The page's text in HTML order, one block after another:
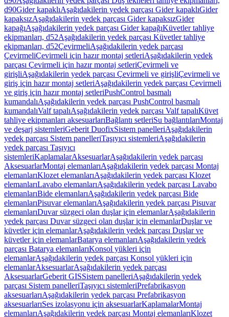
d90Gider kapaklıAşağıdakilerin yedek parçası Gider kapaklıGider
kapaksızAşağıdakilerin yedek parçası Gider kapaksızGider
kapağıAşağıdakilerin yedek parçası Gider kapağıKüvetler tahliye
ekipmanları, d52Aşağıdakilerin yedek parçası Küvetler tahliye
ekipmanları, d52ÇevirmeliAşağıdakilerin yedek parçası
ÇevirmeliÇevirmeli için hazır montaj setleriAşağıdakilerin yedek
parçası Çevirmeli için hazır montaj setleriÇevirmeli ve
girişliAşağıdakilerin yedek parçası Çevirmeli ve girişliÇevirmeli ve
giriş için hazır montaj setleriAşağıdakilerin yedek parçası Çevirmeli
ve giriş için hazır montaj setleriPushControl basmalı
kumandalıAşağıdakilerin yedek parçası PushControl basmalı
kumandalıValf tapalıAşağıdakilerin yedek parçası Valf tapalıKüvet
tahliye ekipmanları aksesuarlarıBağlantı setleriSu bağlantılarıMontaj
ve deşarj sistemleriGeberit DuofixSistem panelleriAşağıdakilerin
yedek parçası Sistem panelleriTaşıyıcı sistemleriAşağıdakilerin
yedek parçası Taşıyıcı
sistemleriKaplamalarAksesuarlarAşağıdakilerin yedek parçası
AksesuarlarMontaj elemanlarıAşağıdakilerin yedek parçası Montaj
elemanlarıKlozet elemanlarıAşağıdakilerin yedek parçası Klozet
elemanlarıLavabo elemanlarıAşağıdakilerin yedek parçası Lavabo
elemanlarıBide elemanlarıAşağıdakilerin yedek parçası Bide
elemanlarıPisuvar elemanlarıAşağıdakilerin yedek parçası Pisuvar
elemanlarıDuvar süzgeci olan duşlar için elemanlarAşağıdakilerin
yedek parçası Duvar süzgeci olan duşlar için elemanlarDuşlar ve
küvetler için elemanlarAşağıdakilerin yedek parçası Duşlar ve
küvetler için elemanlarBatarya elemanlarıAşağıdakilerin yedek
parçası Batarya elemanlarıKonsol yükleri için
elemanlarAşağıdakilerin yedek parçası Konsol yükleri için
elemanlarAksesuarlarAşağıdakilerin yedek parçası
AksesuarlarGeberit GISSistem panelleriAşağıdakilerin yedek
parçası Sistem panelleriTaşıyıcı sistemleriPrefabrikasyon
aksesuarlarıAşağıdakilerin yedek parçası Prefabrikasyon
aksesuarlarıSes izolasyonu için aksesuarlarKaplamalarMontaj
elemanlarıAşağıdakilerin yedek parçası Montaj elemanlarıKlozet